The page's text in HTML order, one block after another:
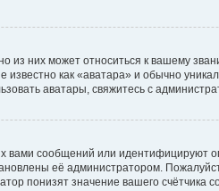
из них может относиться к вашему
как «аватара» и обычно
аватары, свяжитесь с
сообщений или
её администратором.
понизят значение вашего счётчика